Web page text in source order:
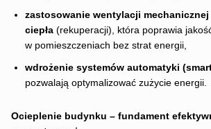
zastosowanie wentylacji mechanicznej
ciepła (rekuperacji), która poprawia
w pomieszczeniach bez strat energii,
wdrożenie systemów automatyki
pozwalają optymalizować zużycie energii.
Ocieplenie budynku – fundament